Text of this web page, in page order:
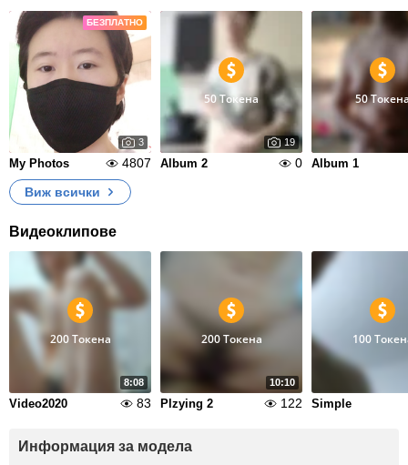
БЕЗПЛАТНО
3
My Photos 4807
50 Токена
19
Album 2 0
50
Album 1
Виж всички
Видеоклипове
8:08
200 Токена
Video2020 83
10:10
200 Токена
Plzying 2 122
100
Simple
Информация за модела